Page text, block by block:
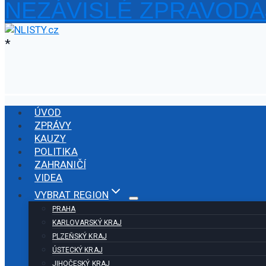
Přeskočit
na
obsah
NEZÁVISLÉ
*
ÚVOD
ZPRÁVY
KAUZY
POLITIKA
ZAHRANIČÍ
VIDEA
VYBRAT REGION
PRAHA
KARLOVARSKÝ KRAJ
PLZEŇSKÝ KRAJ
ÚSTECKÝ KRAJ
JIHOČESKÝ KRAJ